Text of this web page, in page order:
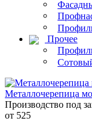
Прочее
Металлочерепица
Производство под
от 525